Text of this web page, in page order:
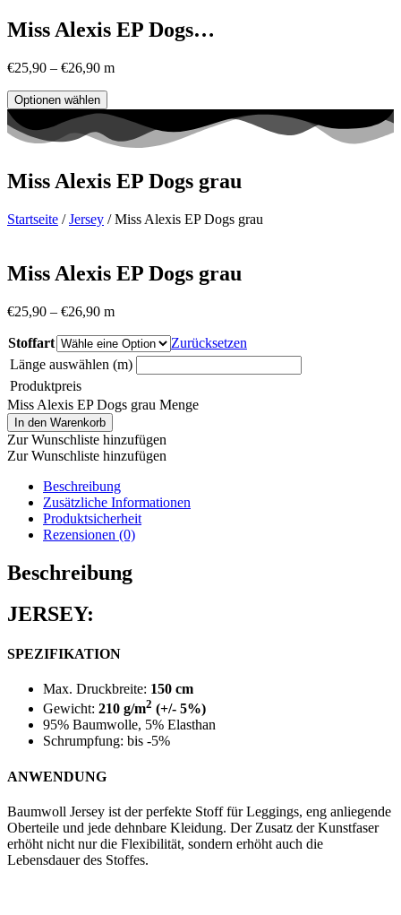
Miss Alexis EP Dogs…
€25,90 – €26,90 m
Optionen wählen
Miss Alexis EP Dogs grau
Startseite /Jersey / Miss Alexis EP Dogs grau
Miss Alexis EP Dogs grau
€25,90 – €26,90 m
Stoffart
Zurücksetzen
Länge auswählen (m)
Produktpreis
Miss Alexis EP Dogs grau Menge
In den Warenkorb
Zur Wunschliste hinzufügen
Zur Wunschliste hinzufügen
Beschreibung
Zusätzliche Informationen
Produktsicherheit
Rezensionen (0)
Beschreibung
JERSEY:
SPEZIFIKATION
Max. Druckbreite: 150 cm
Gewicht: 210 g/m2 (+/- 5%)
95% Baumwolle, 5% Elasthan
Schrumpfung: bis -5%
ANWENDUNG
Baumwoll Jersey ist der perfekte Stoff für Leggings, eng anliegende
Oberteile und jede dehnbare Kleidung. Der Zusatz der Kunstfaser
erhöht nicht nur die Flexibilität, sondern erhöht auch die
Lebensdauer des Stoffes.